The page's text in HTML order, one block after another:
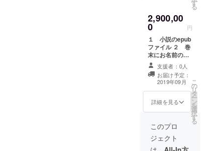
鮮烈な記憶とし
て保存させてい
ただきます。 お
名前の掲載につ
いての詳細は、
本文の「名前の
掲載に関して」
をご確認くださ
い。
す
る
2,900,00
0 円
１ 小説のepub
ファイル ２ 巻
末にお名前の掲
載 ３ 次回作の
提供（未定）
４ 手書きの
メッセージを
ファイル化し、
メールで送付さ
命中のあいだ、
超鮮烈な記憶と
して保存させて
いただきます。
支援者：0人
お届け予定：
2019年09月
詳細を見る
こ
の
リ
タ
ー
ン
を
選
択
す
る
このプロ
ジェクト